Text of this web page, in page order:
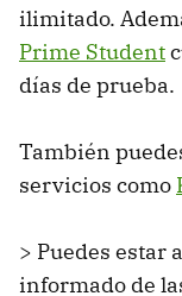
ilimitado.
Prime Student
días de prueba.
También
servicios como
> Puedes estar
informado de